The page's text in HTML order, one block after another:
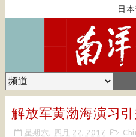
日本
解放军黄渤海演习
星期六, 四月 22, 2017